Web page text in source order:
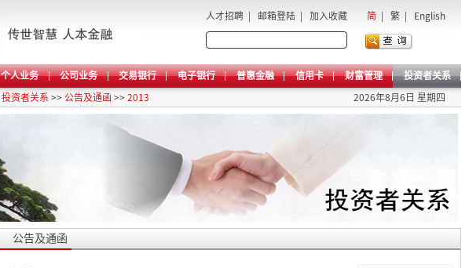
人才招聘 邮箱登陆 加入收藏 简 繁 English
个人业务 公司业务 交易银行 电子银行 普惠金融 信用卡 财富管理 投资者关系
投资者关系 >> 公告及通函 >> 2013 2026年8月6日 星期四
公告及通函